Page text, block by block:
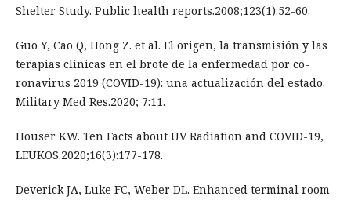
Shelter Study. Public health reports.2008;123(1):52-60.
Guo Y, Cao Q, Hong Z. et al. El origen, la transmisión y las
terapias clínicas en el brote de la enfermedad por co-
ronavirus 2019 (COVID-19): una actualización del estado.
Military Med Res.2020; 7:11.
Houser KW. Ten Facts about UV Radiation and COVID-19,
LEUKOS.2020;16(3):177-178.
Deverick JA, Luke FC, Weber DL. Enhanced terminal room